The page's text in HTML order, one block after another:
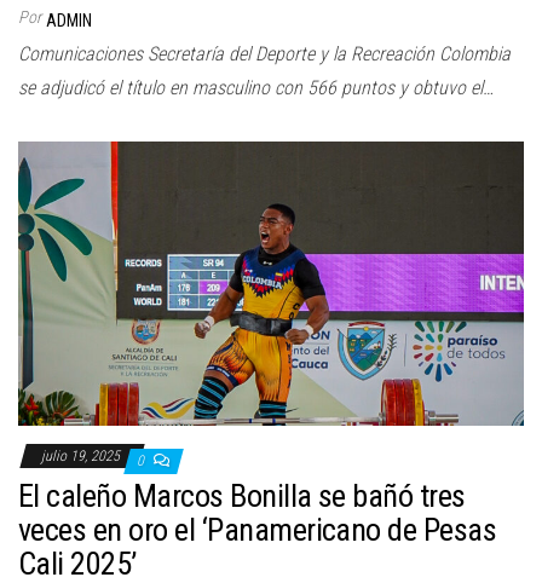
Por ADMIN
Comunicaciones Secretaría del Deporte y la Recreación Colombia
se adjudicó el título en masculino con 566 puntos y obtuvo el…
julio 19, 2025 0
El caleño Marcos Bonilla se bañó tres
veces en oro el ‘Panamericano de Pesas
Cali 2025’